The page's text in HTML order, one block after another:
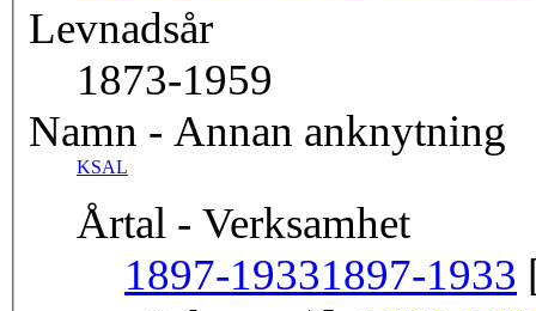
Levnadsår
1873-1959
Namn - Annan anknytning
KSAL
Årtal - Verksamhet
1897-19331897-1933